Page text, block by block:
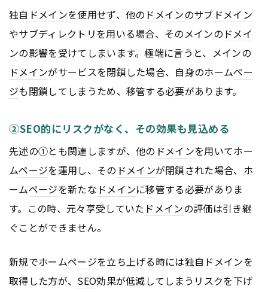
独自 ドメインを使用せず、他の ドメインのサブ ドメイン
やサブディレクトリを用いる場合、そのメインの ドメイ
ンの影響を受けてしまいます。極端に言うと、メインの
ドメインがサービスを閉鎖した場合、自身のホームペー
ジも閉鎖してしまうため、移管する必要があります。
②SEO的にリスクがなく、その効果も見込める
先述の①とも関連しますが、他の ドメインを用いてホー
ムページを運用し、その ドメインが閉鎖された場合、ホ
ームページを新たな ドメインに移管する必要がありま
す。この時、元々享受していた ドメインの評価は引き継
ぐことができません。
新規でホームページを立ち上げる時には独自 ドメインを
取得した方が、 SEO効果が低減してしまうリスクを下げ